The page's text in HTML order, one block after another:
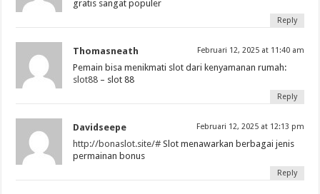
gratis sangat populer
Reply
Thomasneath Februari 12, 2025 at 11:40 am
Pemain bisa menikmati slot dari kenyamanan rumah:
slot88 – slot 88
Reply
Davidseepe Februari 12, 2025 at 12:13 pm
http://bonaslot.site/# Slot menawarkan berbagai jenis
permainan bonus
Reply